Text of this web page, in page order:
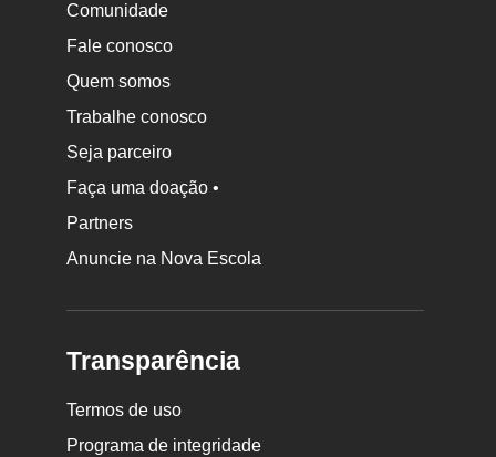
Comunidade
Fale conosco
Quem somos
Trabalhe conosco
Seja parceiro
Faça uma doação •
Partners
Anuncie na Nova Escola
Transparência
Termos de uso
Programa de integridade